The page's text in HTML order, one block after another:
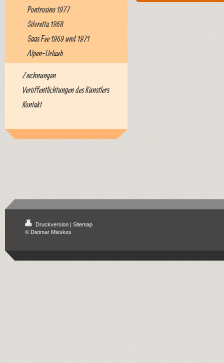
Pontrosino 1977
Silvretta 1968
Saas Fee 1969 und 1971
Alpen-Urlaub
Zeichnungen
Veröffentlichtungen des Künstlers
Kontakt
Druckversion | Sitemap
© Dietmar Mieskes